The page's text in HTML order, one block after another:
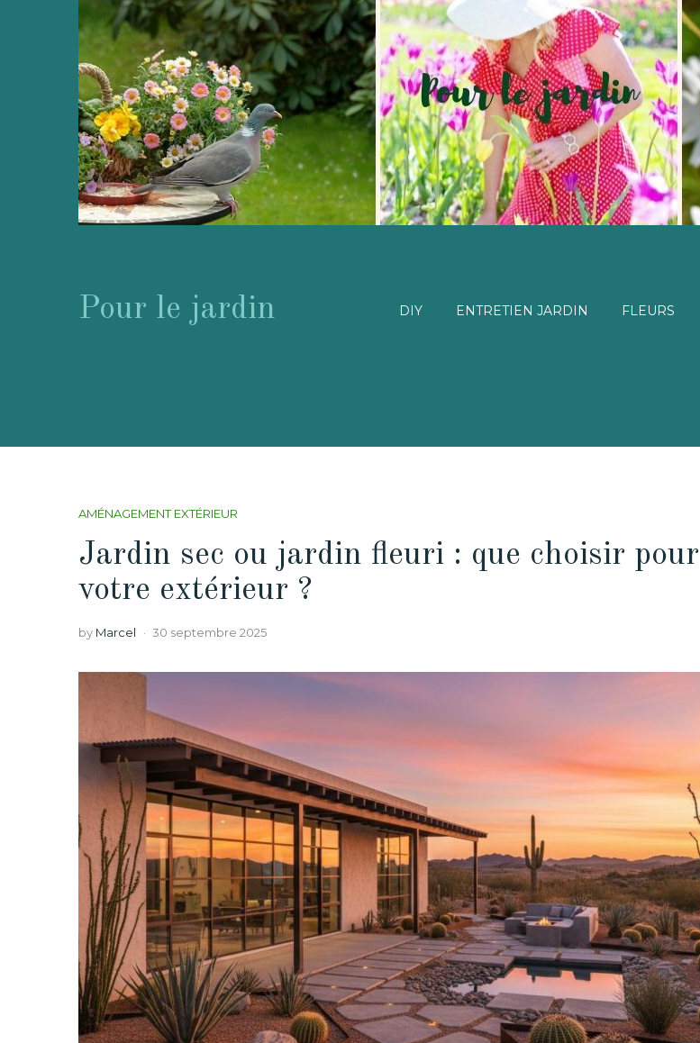
Pour le jardin DIY ENTRETIEN JARDIN FLEURS
AMÉNAGEMENT EXTÉRIEUR
Jardin sec ou jardin fleuri : que choisir pour
votre extérieur ?
by Marcel 30 septembre 2025